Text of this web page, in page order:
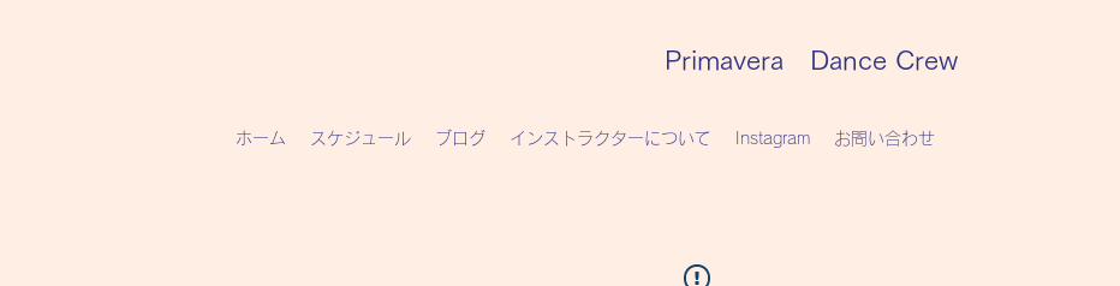
Primavera Dance Crew
ホーム スケジュール ブログ インストラクターについて Instagram お問い合わせ